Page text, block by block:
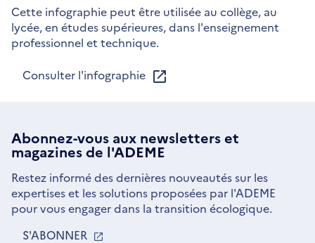
Cette infographie peut être utilisée au collège, au
lycée, en études supérieures, dans l'enseignement
professionnel et technique.
Consulter l'infographie
Abonnez-vous aux newsletterset
magazines de l'ADEME
Restez informé des dernières nouveautés sur les
expertises et les solutions proposées par l'ADEME
pour vous engager dans la transition écologique.
S'ABONNER